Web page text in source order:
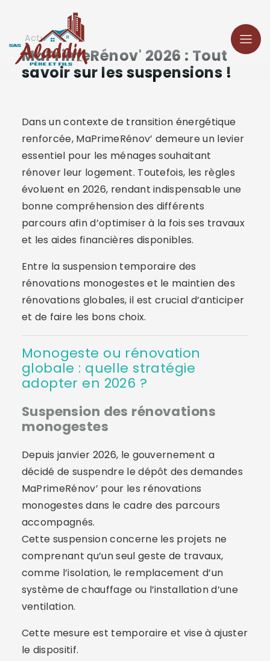
Actu
MaPrimeRénov' 2026 : Tout
savoir sur les suspensions !
Dans un contexte de transition énergétique
renforcée, MaPrimeRénov’ demeure un levier
essentiel pour les ménages souhaitant
rénover leur logement. Toutefois, les règles
évoluent en 2026, rendant indispensable une
bonne compréhension des différents
parcours afin d’optimiser à la fois ses travaux
et les aides financières disponibles.
Entre la suspension temporaire des
rénovations monogestes et le maintien des
rénovations globales, il est crucial d’anticiper
et de faire les bons choix.
Monogeste ou rénovation
globale : quelle stratégie
adopter en 2026 ?
Suspension des rénovations
monogestes
Depuis janvier 2026, le gouvernement a
décidé de suspendre le dépôt des demandes
MaPrimeRénov’ pour les rénovations
monogestes dans le cadre des parcours
accompagnés.
Cette suspension concerne les projets ne
comprenant qu’un seul geste de travaux,
comme l’isolation, le remplacement d’un
système de chauffage ou l’installation d’une
ventilation.
Cette mesure est temporaire et vise à ajuster
le dispositif.